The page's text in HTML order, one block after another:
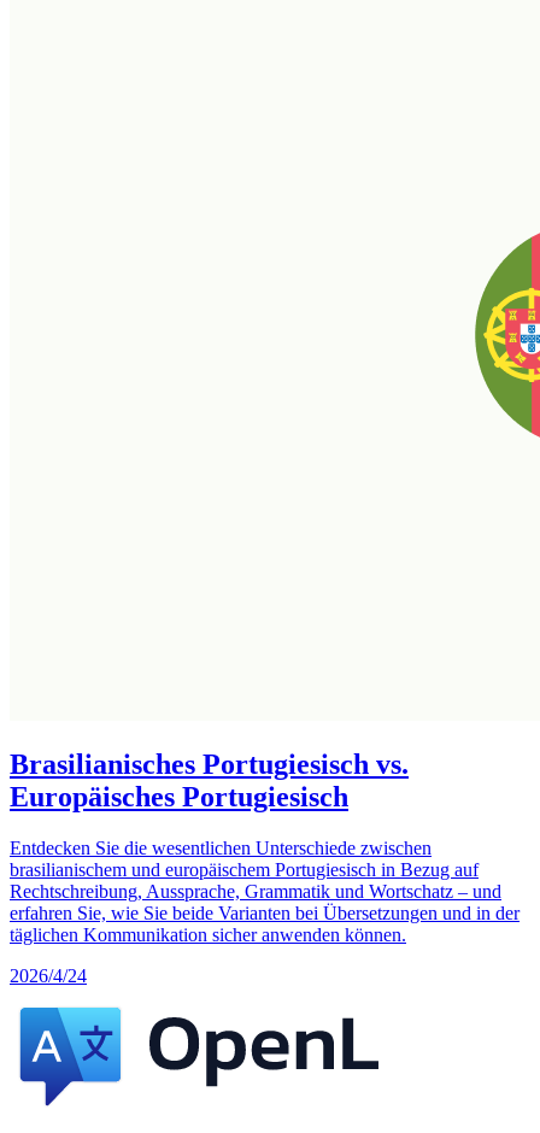
Brasilianisches Portugiesisch vs.
Europäisches Portugiesisch
Entdecken Sie die wesentlichen Unterschiede zwischen
brasilianischem und europäischem Portugiesisch in Bezug auf
Rechtschreibung, Aussprache, Grammatik und Wortschatz – und
erfahren Sie, wie Sie beide Varianten bei Übersetzungen und in der
täglichen Kommunikation sicher anwenden können.
2026/4/24